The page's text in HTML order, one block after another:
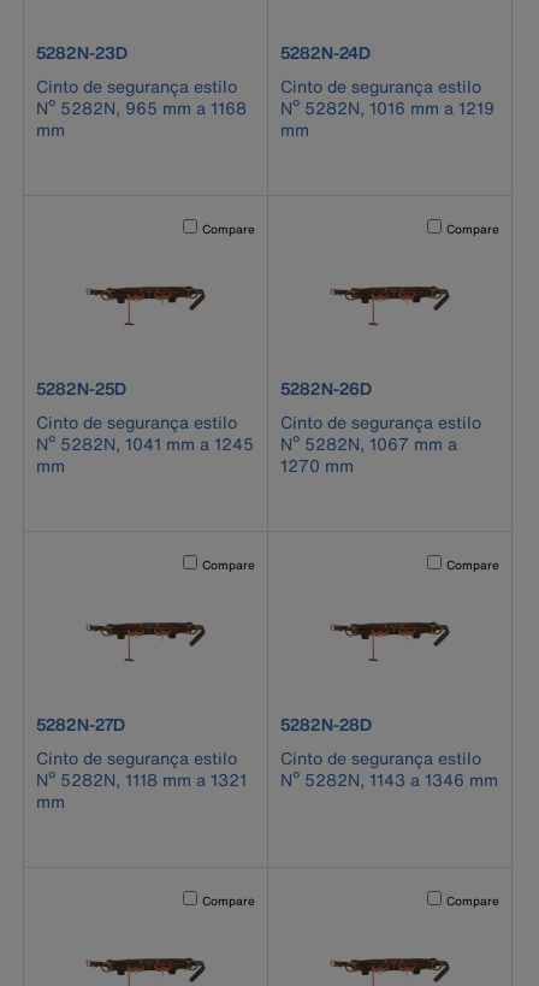
product number 5282N-23D
5282N-23D
Cinto de segurança estilo
Nº 5282N, 965 mm a 1168
mm
product number 5282N-24D
5282N-24D
Cinto de segurança estilo
Nº 5282N, 1016 mm a 1219
mm
Activating this element will cause content on the page to
Compare
product number 5282N-25D
5282N-25D
Cinto de segurança estilo
Nº 5282N, 1041 mm a 1245
mm
Activating this
Compare
product number 5282N-26D
5282N-26D
Cinto de segurança estilo
Nº 5282N, 1067 mm a
1270 mm
Activating this element will cause content on the page to
Compare
product number 5282N-27D
5282N-27D
Cinto de segurança estilo
Nº 5282N, 1118 mm a 1321
mm
Activating this
Compare
product number 5282N-28D
5282N-28D
Cinto de segurança estilo
Nº 5282N, 1143 a 1346 mm
Activating this element will cause content on the page to
Compare Activating this
Compare